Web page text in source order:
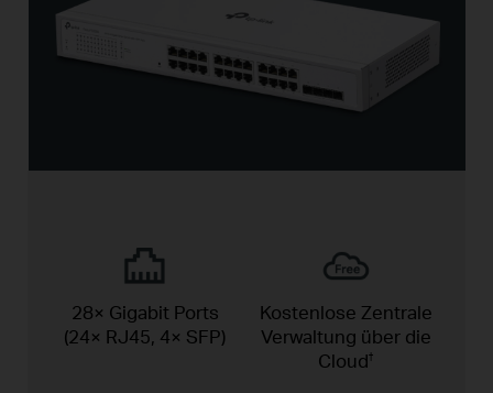
28× Gigabit Ports
(24× RJ45, 4× SFP)
Kostenlose Zentrale
Verwaltung über die
Cloud†